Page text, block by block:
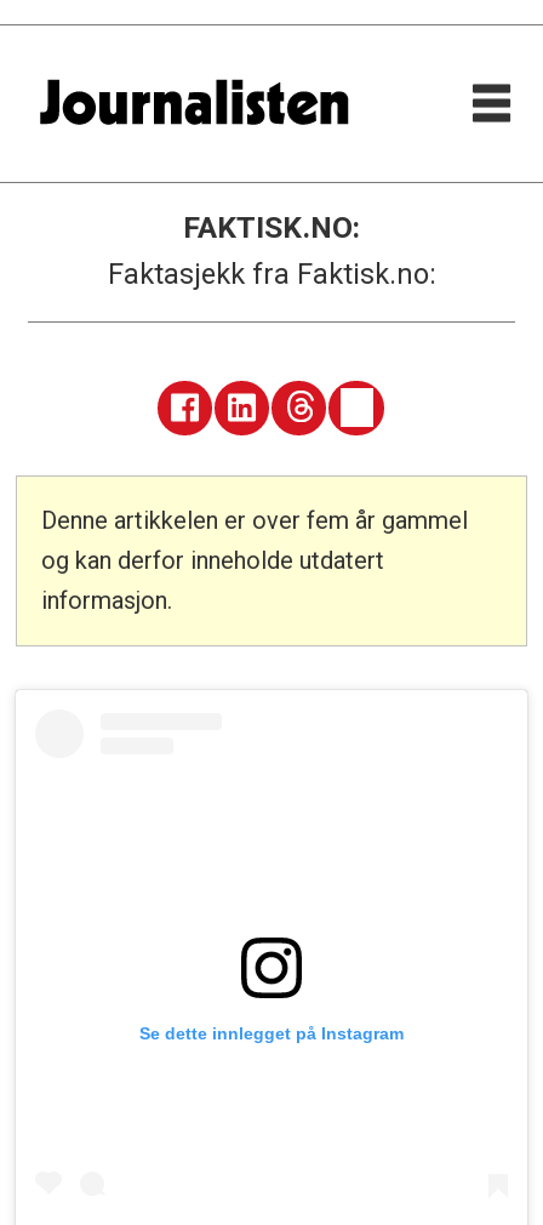
FAKTISK.NO:
Faktasjekk fra Faktisk.no:
Denne artikkelen er over fem år gammel
og kan derfor inneholde utdatert
informasjon.
Se dette innlegget på Instagram